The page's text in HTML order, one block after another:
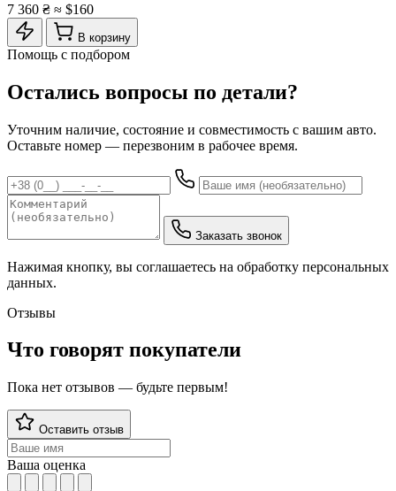
7 360 ₴ ≈ $160
В корзину
Помощь с подбором
Остались вопросы по детали?
Уточним наличие, состояние и совместимость с вашим авто.
Оставьте номер — перезвоним в рабочее время.
Заказать звонок
Нажимая кнопку, вы соглашаетесь на обработку персональных
данных.
Отзывы
Что говорят покупатели
Пока нет отзывов — будьте первым!
Оставить отзыв
Ваша оценка